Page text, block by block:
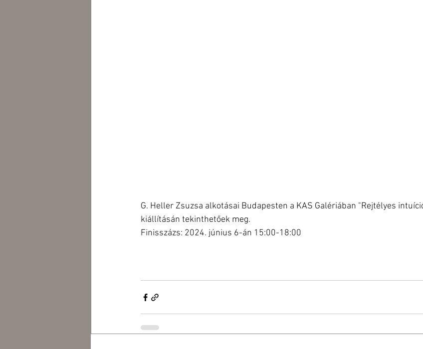
G. Heller Zsuzsa alkotásai Budapesten a KAS Galériában "Rejtélyes
kiállításán tekinthetőek meg.
Finisszázs: 2024. június 6-án 15:00-18:00